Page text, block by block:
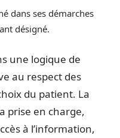
dans ses démarches
désigné.
une logique de
au respect des
du patient. La
prise en charge,
à l’information,